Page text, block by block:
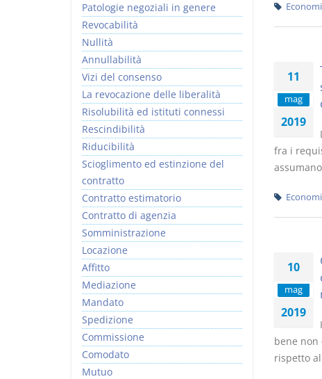
11
mag
2019
fra i
10
mag
2019
bene non
rispetto
Patologie negoziali in genere
Revocabilità
Nullità
Annullabilità
Vizi del consenso
La revocazione delle liberalità
Risolubilità ed istituti connessi
Rescindibilità
Riducibilità
Scioglimento ed estinzione del
contratto
Contratto estimatorio
Contratto di agenzia
Somministrazione
Locazione
Affitto
Mediazione
Mandato
Spedizione
Commissione
Comodato
Mutuo